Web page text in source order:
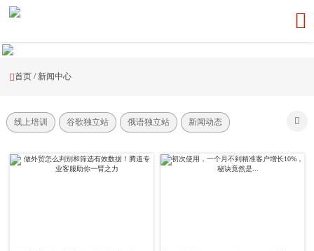

首页 / 新闻中心
线上培训 谷歌独立站 俄语独立站 新闻动态 